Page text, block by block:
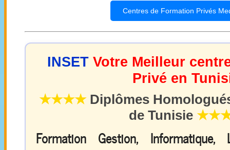
Centres de Formation Privés
INSET Votre Meilleur
Privé en
★★★★Diplômes
de Tunisie
Formation Gestion, Informatique,